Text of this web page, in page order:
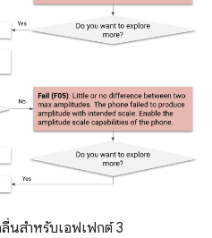
นสำหรับเอฟเฟกต์ 3